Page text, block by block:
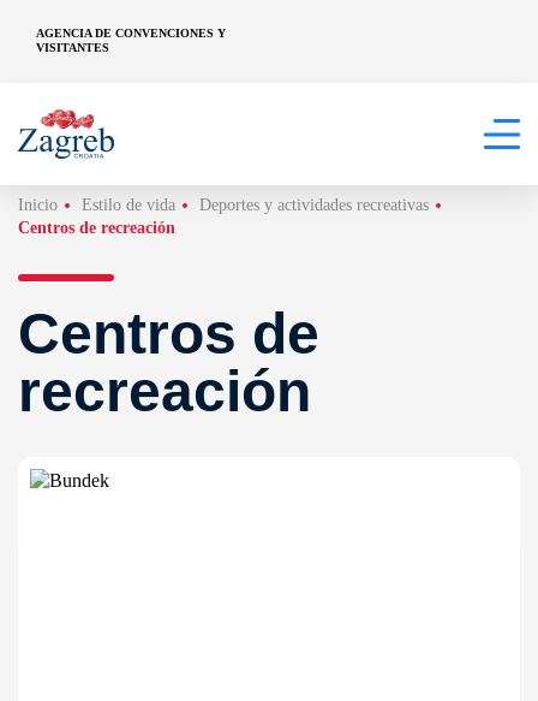
AGENCIA DE CONVENCIONES Y
VISITANTES
Inicio Estilo de vida
Deportes y actividades recreativas
Centros de recreación
Centros de
recreación